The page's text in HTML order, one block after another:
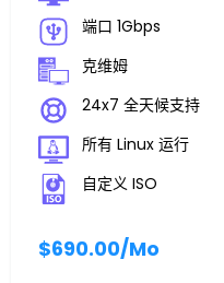
端口 1Gbps
克维姆
24x7 全天候支持
所有 Linux 运行
自定义 ISO
$690.00/Mo